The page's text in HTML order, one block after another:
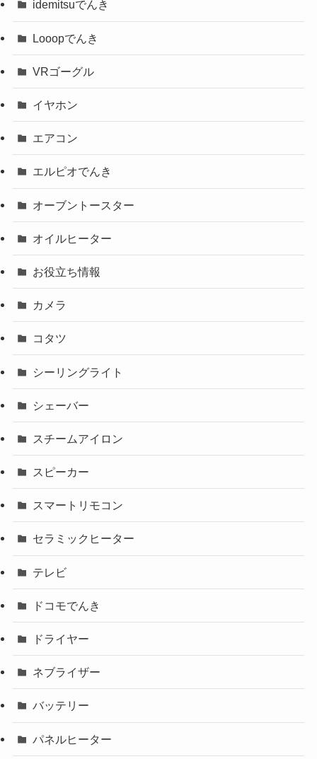
idemitsuでんき
Looopでんき
VRゴーグル
イヤホン
エアコン
エルピオでんき
オーブントースター
オイルヒーター
お役立ち情報
カメラ
コタツ
シーリングライト
シェーバー
スチームアイロン
スピーカー
スマートリモコン
セラミックヒーター
テレビ
ドコモでんき
ドライヤー
ネブライザー
バッテリー
パネルヒーター